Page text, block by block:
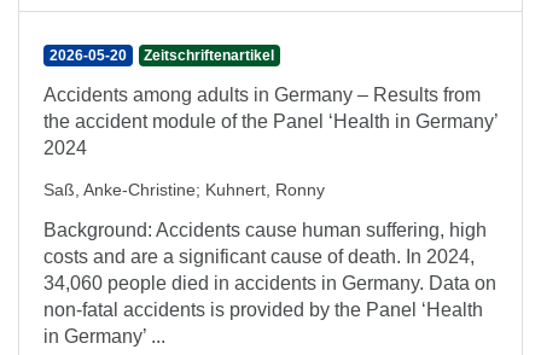
2026-05-20 Zeitschriftenartikel
Accidents among adults in Germany – Results from
the accident module of the Panel ‘Health in Germany’
2024
Saß, Anke-Christine; Kuhnert, Ronny
Background: Accidents cause human suffering, high
costs and are a significant cause of death. In 2024,
34,060 people died in accidents in Germany. Data on
non-fatal accidents is provided by the Panel ‘Health
in Germany’ ...